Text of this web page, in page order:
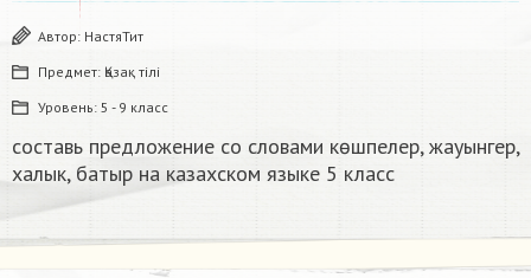
Автор: НастяТит
Предмет: Қазақ тiлi
Уровень: 5 - 9 класс
составь предложение со словами көшпелер, жауынгер,
халык, батыр на казахском языке 5 класс​